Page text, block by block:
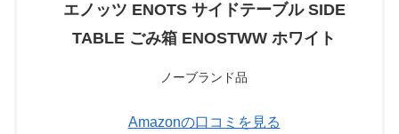
エノッツ ENOTS サイドテーブル SIDE
TABLE ごみ箱 ENOSTWW ホワイト
ノーブランド品
Amazonの口コミを見る